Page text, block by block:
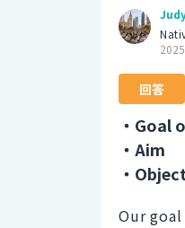
回答
・Goal
・Aim
・
Our